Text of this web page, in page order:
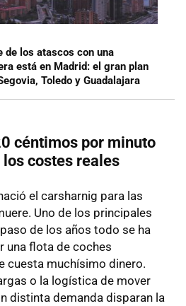
de los atascos con una
está en Madrid: el gran plan
Toledo y Guadalajara
céntimos por minuto
costes reales
el carsharnig para las
Uno de los principales
de los años todo se ha
una flota de coches
cuesta muchísimo dinero.
o la logística de mover
distinta demanda disparan la